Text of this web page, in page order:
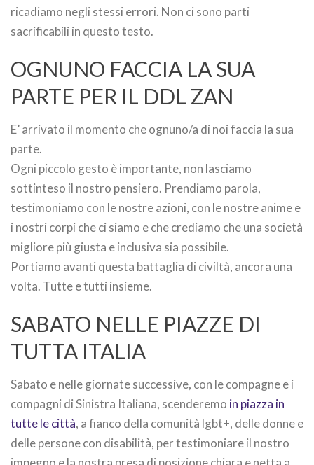
ricadiamo negli stessi errori. Non ci sono parti
sacrificabili in questo testo.
OGNUNO FACCIA LA SUA
PARTE PER IL DDL ZAN
E’ arrivato il momento che ognuno/a di noi faccia la sua
parte.
Ogni piccolo gesto è importante, non lasciamo
sottinteso il nostro pensiero. Prendiamo parola,
testimoniamo con le nostre azioni, con le nostre anime e
i nostri corpi che ci siamo e che crediamo che una società
migliore più giusta e inclusiva sia possibile.
Portiamo avanti questa battaglia di civiltà, ancora una
volta. Tutte e tutti insieme.
SABATO NELLE PIAZZE DI
TUTTA ITALIA
Sabato e nelle giornate successive, con le compagne e i
compagni di Sinistra Italiana, scenderemo in piazza in
tutte le città, a fianco della comunità lgbt+, delle donne e
delle persone con disabilità, per testimoniare il nostro